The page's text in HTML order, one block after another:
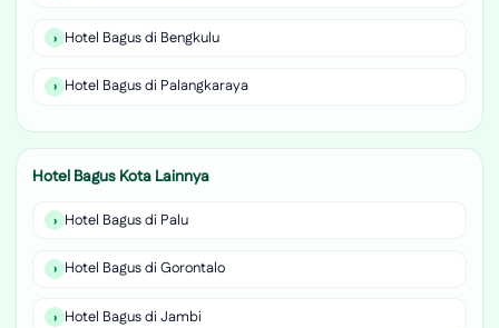
Hotel Bagus di Bengkulu
Hotel Bagus di Palangkaraya
Hotel Bagus Kota Lainnya
Hotel Bagus di Palu
Hotel Bagus di Gorontalo
Hotel Bagus di Jambi